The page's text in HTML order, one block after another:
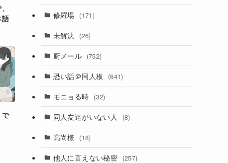
語
で
修羅場 (171)
未解決 (26)
厨メール (732)
恐い話＠同人板 (641)
モニョる時 (32)
同人友達がいない人 (8)
高尚様 (18)
他人に言えない秘密 (257)